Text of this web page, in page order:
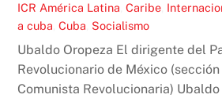
ICR América Latina ,Caribe
a cuba ,Cuba Socialismo
Ubaldo Oropeza El dirigente del
Revolucionario de México
Comunista Revolucionaria)